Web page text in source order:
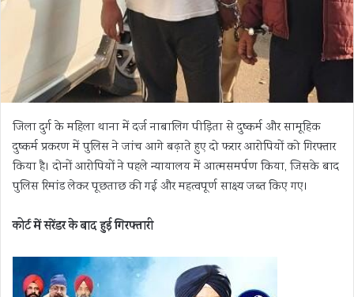
जिलादुर्गके महिला थाना में दर्ज नाबालिग पीड़िता से दुष्कर्म और सामूहिक
दुष्कर्म प्रकरण में पुलिस ने जांच आगे बढ़ाते हुए दो फरार आरोपियों को गिरफ्तार
किया है। दोनों आरोपियों ने पहले न्यायालय में आत्मसमर्पण किया, जिसके बाद
पुलिस रिमांड लेकर पूछताछ की गई और महत्वपूर्ण साक्ष्य जब्त किए गए।
कोर्ट में सरेंडर के बाद हुई गिरफ्तारी